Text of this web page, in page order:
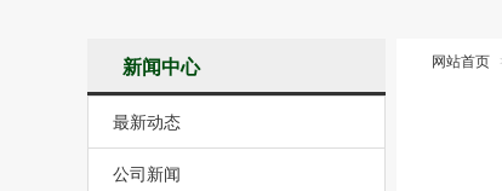
新闻中心
最新动态
公司新闻
网站首页